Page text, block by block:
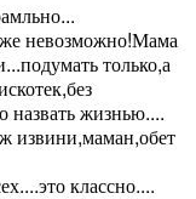
же невозможно!Мама
только,а
назвать жизнью....
извини,маман,обет
классно....